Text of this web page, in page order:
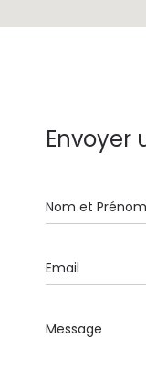
Envoyer